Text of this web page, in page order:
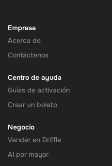
Empresa
Acerca de
Contáctenos
Centro de ayuda
Guías de activación
Crear un boleto
Negocio
Vender en Driffle
Al por mayor